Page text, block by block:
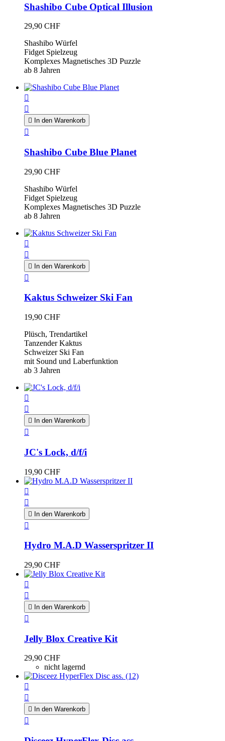
Shashibo Cube Optical Illusion
29,90 CHF
Shashibo Würfel
Fidget Spielzeug
Komplexes Magnetisches 3D Puzzle
ab 8 Jahren


 In den Warenkorb

Shashibo Cube Blue Planet
29,90 CHF
Shashibo Würfel
Fidget Spielzeug
Komplexes Magnetisches 3D Puzzle
ab 8 Jahren


 In den Warenkorb

Kaktus Schweizer Ski Fan
19,90 CHF
Plüsch, Trendartikel
Tanzender Kaktus
Schweizer Ski Fan
mit Sound und Laberfunktion
ab 3 Jahren


 In den Warenkorb

JC's Lock, d/f/i
19,90 CHF


 In den Warenkorb

Hydro M.A.D Wasserspritzer II
29,90 CHF


 In den Warenkorb

Jelly Blox Creative Kit
29,90 CHF
nicht lagernd


 In den Warenkorb
